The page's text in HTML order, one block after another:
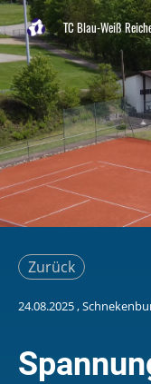
TC Blau-Weiß
Zurück
24.08.2025,